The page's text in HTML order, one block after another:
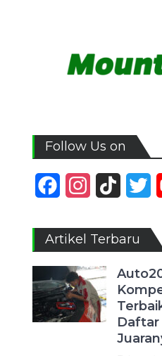
Follow Us on
FacebookInstagram
TikTok
Artikel Terbaru